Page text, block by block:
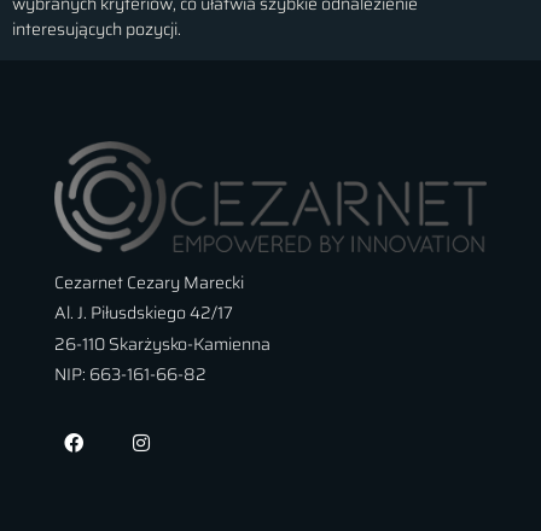
interesujących pozycji.
Cezarnet Cezary Marecki
Al. J. Piłusdskiego 42/17
26-110 Skarżysko-Kamienna
NIP: 663-161-66-82